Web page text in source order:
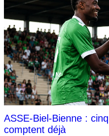
ASSE-Biel-Bienne :
comptent déjà